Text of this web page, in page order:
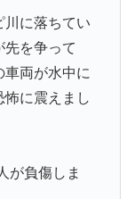
川に落ちてい
先を争って
両が水中に
に震えまし
が負傷しま